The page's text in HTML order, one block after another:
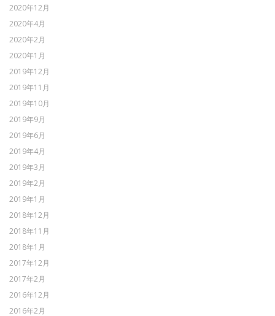
2020年12月
2020年4月
2020年2月
2020年1月
2019年12月
2019年11月
2019年10月
2019年9月
2019年6月
2019年4月
2019年3月
2019年2月
2019年1月
2018年12月
2018年11月
2018年1月
2017年12月
2017年2月
2016年12月
2016年2月